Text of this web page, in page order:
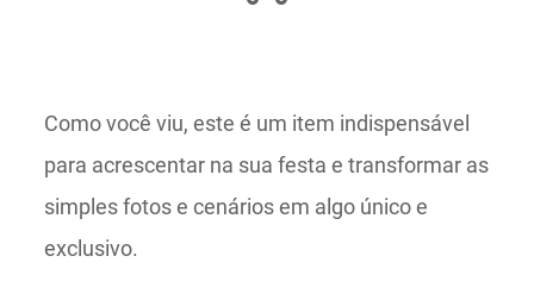
Como você viu, este é um item indispensável
para acrescentar na sua festa e transformar as
simples fotos e cenários em algo único e
exclusivo.